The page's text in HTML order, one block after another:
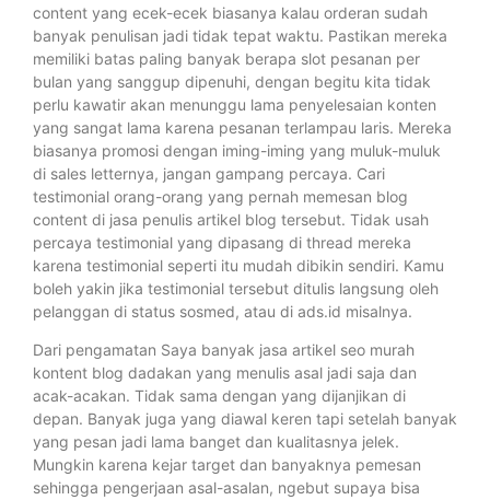
content yang ecek-ecek biasanya kalau orderan sudah
banyak penulisan jadi tidak tepat waktu. Pastikan mereka
memiliki batas paling banyak berapa slot pesanan per
bulan yang sanggup dipenuhi, dengan begitu kita tidak
perlu kawatir akan menunggu lama penyelesaian konten
yang sangat lama karena pesanan terlampau laris. Mereka
biasanya promosi dengan iming-iming yang muluk-muluk
di sales letternya, jangan gampang percaya. Cari
testimonial orang-orang yang pernah memesan blog
content di jasa penulis artikel blog tersebut. Tidak usah
percaya testimonial yang dipasang di thread mereka
karena testimonial seperti itu mudah dibikin sendiri. Kamu
boleh yakin jika testimonial tersebut ditulis langsung oleh
pelanggan di status sosmed, atau di ads.id misalnya.
Dari pengamatan Saya banyak jasa artikel seo murah
kontent blog dadakan yang menulis asal jadi saja dan
acak-acakan. Tidak sama dengan yang dijanjikan di
depan. Banyak juga yang diawal keren tapi setelah banyak
yang pesan jadi lama banget dan kualitasnya jelek.
Mungkin karena kejar target dan banyaknya pemesan
sehingga pengerjaan asal-asalan, ngebut supaya bisa